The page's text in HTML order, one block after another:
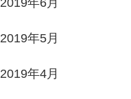
2019年6月
2019年5月
2019年4月